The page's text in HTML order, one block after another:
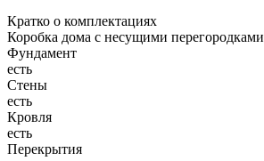
Кратко о комплектациях
Коробка дома с несущими перегородками
Фундамент
есть
Стены
есть
Кровля
есть
Перекрытия